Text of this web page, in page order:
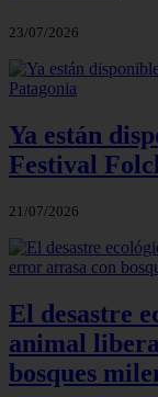
23/07/2026
Ya están
Festival
21/07/2026
El desastre
animal
bosques